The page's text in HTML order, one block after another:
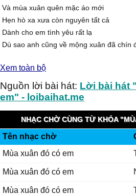
Và mùa xuân quên mặc áo mới
Hẹn hò xa xưa còn nguyên tất cả
Dành cho em tình yêu rất lạ
Dù sao anh cũng về mộng xuân đã chín
DK:
Em có nghe trời vào xuân chưa
Bên sông từng giọt nắng vàng
Anh không biết xuân về lúc nào
Lời tình đong đưa theo gió
Mình yêu nhau mấy tuổi xuân rồi
Nếu chiều nay lỡ hẹn không về
Sẽ buồn hơn mấy cội mai già
Xem toàn bộ
Nguồn lời bài hát: Lời bài hát
em" - loibaihat.me
NHẠC CHỜ CÙNG TỪ KHÓA
VINAPHONE
Tên nhạc chờ
Mùa xuân đó có em
Mùa xuân đó có em
Mùa xuân đó có em